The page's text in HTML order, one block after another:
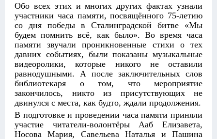
Обо всех этих и многих других фактах узнали
участники часа памяти, посвящённого 75-летию
со дня победы в Сталинградской битве «Мы
будем помнить всё, как было». Во время часа
памяти звучали проникновенные стихи о тех
давних событиях, были показаны музыкальные
видеоролики, которые никого не оставили
равнодушными. А после заключительных слов
библиотекаря о том, что мероприятие
закончилось, никто из присутствующих не
двинулся с места, как будто, ждали продолжения.
В подготовке и проведении часа памяти приняли
участие читатели-волонтёры Ааб Елизавета,
Носова Мария, Савельева Наталья и Пашина